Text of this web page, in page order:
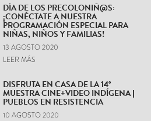
DÍA DE LOS PRECOLONIÑ@S:
¡CONÉCTATE A NUESTRA
PROGRAMACIÓN ESPECIAL PARA
NIÑAS, NIÑOS Y FAMILIAS!
13 AGOSTO 2020
LEER MÁS
DISFRUTA EN CASA DE LA 14°
MUESTRA CINE+VIDEO INDÍGENA |
PUEBLOS EN RESISTENCIA
10 AGOSTO 2020